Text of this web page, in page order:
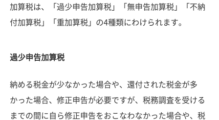
加算税は、「過少申告加算税」「無申告加算税」「不納
付加算税」「重加算税」の4種類にわけられます。
過少申告加算税
納める税金が少なかった場合や、還付された税金が多
かった場合、修正申告が必要ですが、税務調査を受ける
までの間に自ら修正申告をおこなわなかった場合や、税